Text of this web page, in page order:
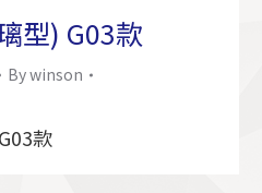
型) G03款
Bywinson
款